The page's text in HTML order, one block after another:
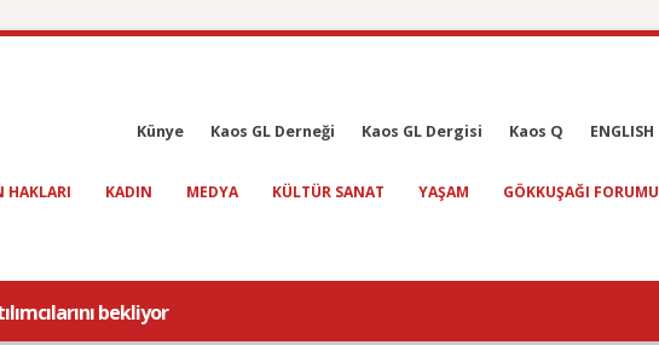
Künye Kaos GL Derneği Kaos GL Dergisi Kaos Q ENGLISH
HAKLARI KADIN MEDYA KÜLTÜR SANAT YAŞAM GÖKKUŞAĞI FORUMU
bekliyor